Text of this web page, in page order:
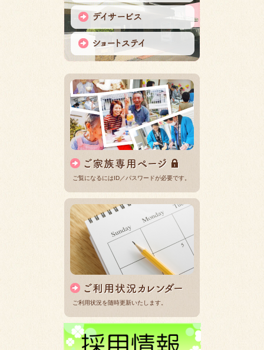
ご覧になるにはID／パスワードが必要です。
ご利用状況を随時更新いたします。